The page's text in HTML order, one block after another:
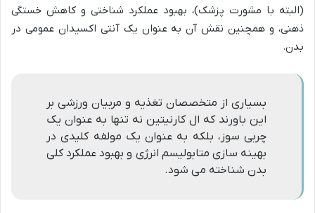
(البته با مشورت پزشک)، بهبود عملکرد شناختی و کاهش خستگی
ذهنی، و همچنین نقش آن به عنوان یک آنتی اکسیدان عمومی در
بدن.
بسیاری از متخصصان تغذیه و مربیان ورزشی بر
این باورند که ال کارنیتین نه تنها به عنوان یک
چربی سوز، بلکه به عنوان یک مولفه کلیدی در
بهینه سازی متابولیسم انرژی و بهبود عملکرد کلی
بدن شناخته می شود.